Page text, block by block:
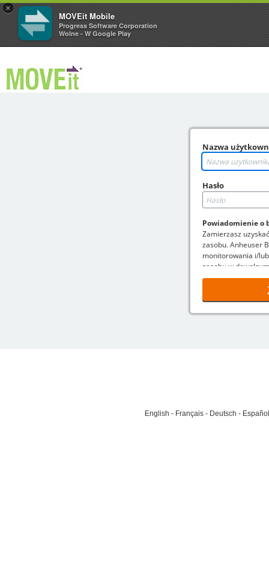
×
MOVEit Mobile
Progress Software Corporation
Wolne - W Google Play
Nazwa
Hasło
Powiadomienie o
Zamierzasz
zasobu. Anheuser
monitorowania i/
zasobu w
English Français Deutsch Español